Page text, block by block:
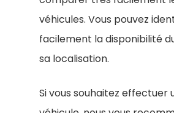
véhicules. Vous pouvez
facilement la disponibilité
sa localisation.
Si vous souhaitez effectuer